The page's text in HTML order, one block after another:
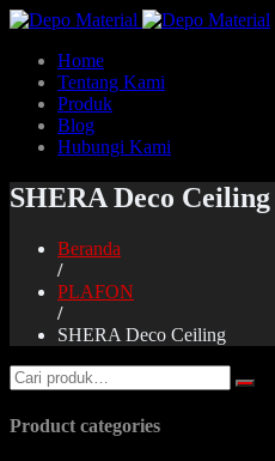
Home
Tentang Kami
Produk
Blog
Hubungi Kami
SHERA Deco Ceiling
Beranda
/
PLAFON
/
SHERA Deco Ceiling
Product categories